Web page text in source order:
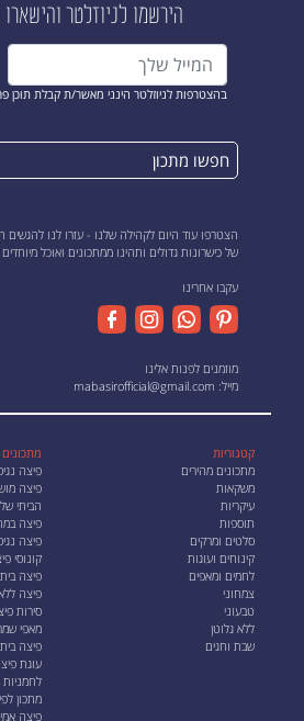
הירשמו לניוזלטר
בהצטרפות לניוזלטר הינני מאשר/ת קבלת תוכן
הצטרפו עוד היום לקהילה שלנו - עזרו לנו
של כישרונות גדולים ותהינו ממתכונים ואוכל
עקבו אחרינו
מוזמנים לפנות אלינו
מייל: mabasirofficial@gmail.com
קטגוריות
מתכונים מהירים
משקאות
עיקריות
תוספות
סלטים ומרקים
קינוחים ועוגות
לחמים ומאפים
צמחוני
טבעוני
ללא גלוטן
שבת וחגים
מתכונים
פיצה
פיצה
הביתי
פיצה
פיצה
קונוסי
פיצה
פיצה
סירות
מאפי
פיצה
עוגת
לחמניות
מתכון
פיצה